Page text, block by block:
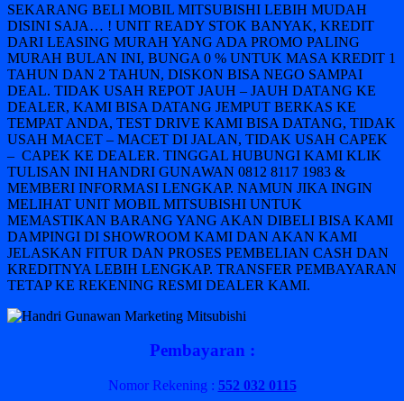
SEKARANG BELI MOBIL MITSUBISHI LEBIH MUDAH
DISINI SAJA… ! UNIT READY STOK BANYAK, KREDIT
DARI LEASING MURAH YANG ADA PROMO PALING
MURAH BULAN INI, BUNGA 0 % UNTUK MASA KREDIT 1
TAHUN DAN 2 TAHUN, DISKON BISA NEGO SAMPAI
DEAL. TIDAK USAH REPOT JAUH – JAUH DATANG KE
DEALER, KAMI BISA DATANG JEMPUT BERKAS KE
TEMPAT ANDA, TEST DRIVE KAMI BISA DATANG, TIDAK
USAH MACET – MACET DI JALAN, TIDAK USAH CAPEK
– CAPEK KE DEALER. TINGGAL HUBUNGI KAMI KLIK
TULISAN INI HANDRI GUNAWAN 0812 8117 1983 &
MEMBERI INFORMASI LENGKAP. NAMUN JIKA INGIN
MELIHAT UNIT MOBIL MITSUBISHI UNTUK
MEMASTIKAN BARANG YANG AKAN DIBELI BISA KAMI
DAMPINGI DI SHOWROOM KAMI DAN AKAN KAMI
JELASKAN FITUR DAN PROSES PEMBELIAN CASH DAN
KREDITNYA LEBIH LENGKAP. TRANSFER PEMBAYARAN
TETAP KE REKENING RESMI DEALER KAMI.
Pembayaran :
Nomor Rekening : 552 032 0115